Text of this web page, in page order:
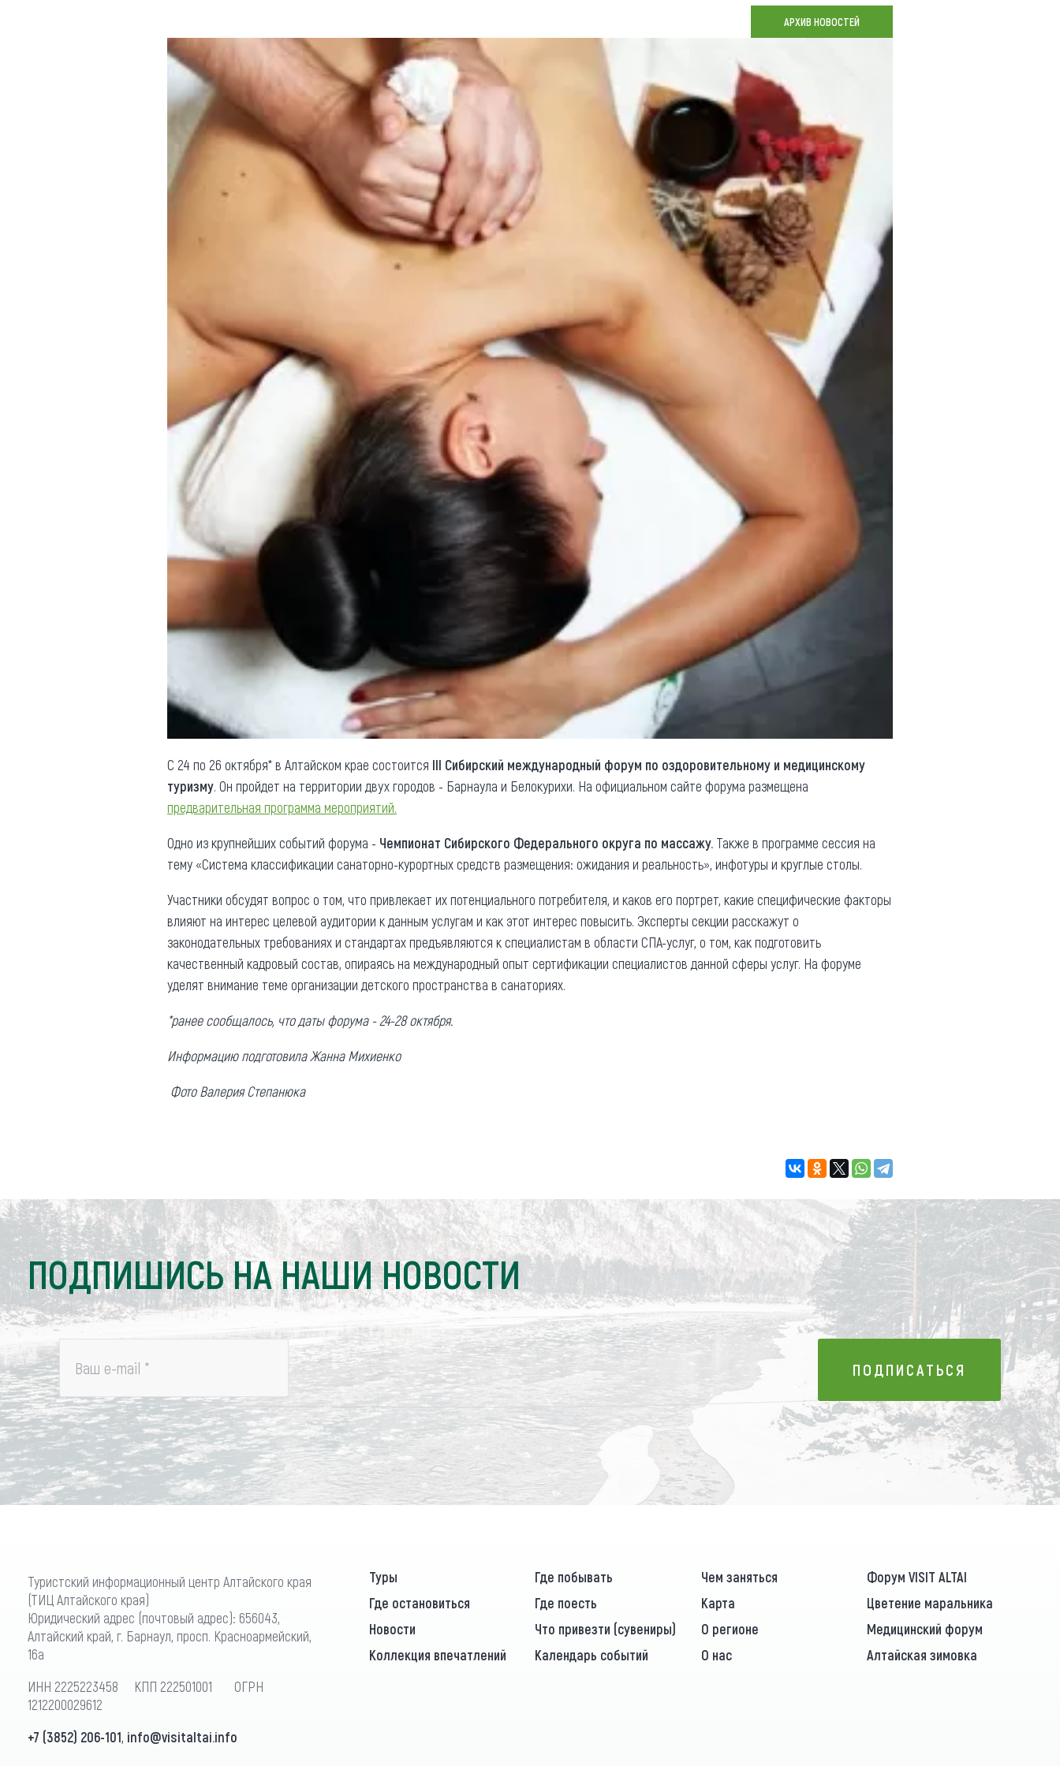
Придорожные кафе
Новости
Что привезти (сувениры)
Общая информация
Как добраться
Люди, прославившие Алтай
Карты и буклеты
Коллекция впечатлений
Реестр туристических
агентств Алтайского края
АРХИВ НОВОСТЕЙ
С 24 по 26 октября* в Алтайском крае состоится III Сибирский международный форум по оздоровительному и медицинскому
туризму. Он пройдет на территории двух городов - Барнаула и Белокурихи. На официальном сайте форума размещена
предварительная программа мероприятий.
Одно из крупнейших событий форума - Чемпионат Сибирского Федерального округа по массажу. Также в программе сессия на
тему «Система классификации санаторно-курортных средств размещения: ожидания и реальность», инфотуры и круглые столы.
Участники обсудят вопрос о том, что привлекает их потенциального потребителя, и каков его портрет, какие специфические факторы
влияют на интерес целевой аудитории к данным услугам и как этот интерес повысить. Эксперты секции расскажут о
законодательных требованиях и стандартах предъявляются к специалистам в области СПА-услуг, о том, как подготовить
качественный кадровый состав, опираясь на международный опыт сертификации специалистов данной сферы услуг. На форуме
уделят внимание теме организации детского пространства в санаториях.
*ранее сообщалось, что даты форума - 24-28 октября.
Информацию подготовила Жанна Михиенко
Фото Валерия Степанюка
ПОДПИШИСЬ НА НАШИ НОВОСТИ
Ваш e-mail * ПОДПИСАТЬСЯ
ПОДПИСАТЬСЯ
Туристский информационный центр Алтайского края
(ТИЦ Алтайского края)
Юридический адрес (почтовый адрес): 656043,
Алтайский край, г. Барнаул, просп. Красноармейский,
16а
ИНН 2225223458 КПП 222501001 ОГРН
1212200029612
+7 (3852) 206-101, info@visitaltai.info
Туры Где побывать Чем заняться
Форум VISIT ALTAI
Где остановиться
Где поесть Карта
Цветение маральника
Новости
Что привезти (сувениры) О регионе
Медицинский форум
Коллекция впечатлений
Календарь событий О нас Алтайская зимовка